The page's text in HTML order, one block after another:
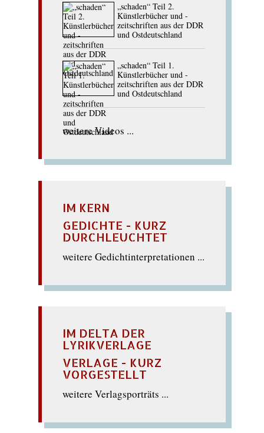
„schaden“ Teil 2.
Künstlerbücher und -
zeitschriften aus der DDR
und Ostdeutschland
„schaden“ Teil 1.
Künstlerbücher und -
zeitschriften aus der DDR
und Ostdeutschland
weitere Videos ...
IM KERN
GEDICHTE - KURZ
DURCHLEUCHTET
weitere Gedichtinterpretationen ...
IM DELTA DER
LYRIKVERLAGE
VERLAGE - KURZ
VORGESTELLT
weitere Verlagsporträts ...